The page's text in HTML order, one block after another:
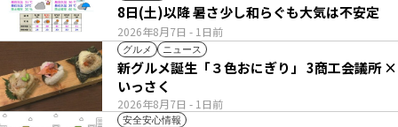
2026年8月7日 - 1日前
8日(土)以降 暑さ少し和らぐも大気は不安定
グルメ ニュース
2026年8月7日 - 1日前
新グルメ誕生「３色おにぎり」 3商工会議所 ×
いっさく
安全安心情報